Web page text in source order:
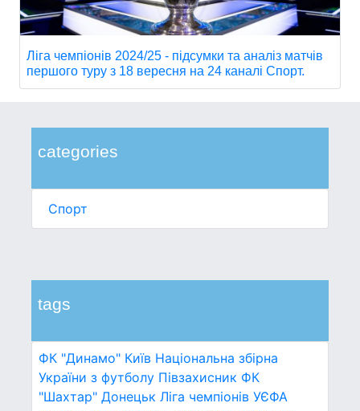
categories
Спорт
tags
ФК "Динамо" Київ Національна збірна
України з футболу Півзахисник ФК
"Шахтар" Донецьк Ліга чемпіонів УЄФА
Ліга чемпіонів 2024/25 - підсумки та аналіз матчів
першого туру з 18 вересня на 24 каналі Спорт.